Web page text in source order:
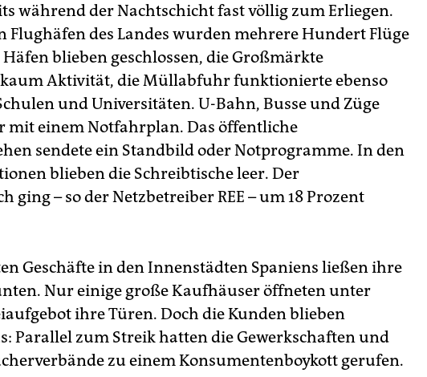
während der Nachtschicht fast völlig zum Erliegen.
Flughäfen des Landes wurden mehrere Hundert Flüge
blieben geschlossen, die Großmärkte
Aktivität, die Müllabfuhr funktionierte ebenso
und Universitäten. U-Bahn, Busse und Züge
mit einem Notfahrplan. Das öffentliche
sendete ein Standbild oder Notprogramme. In den
blieben die Schreibtische leer. Der
ging – so der Netzbetreiber REE – um 18 Prozent
Geschäfte in den Innenstädten Spaniens ließen ihre
Nur einige große Kaufhäuser öffneten unter
ihre Türen. Doch die Kunden blieben
Parallel zum Streik hatten die Gewerkschaften und
zu einem Konsumentenboykott gerufen.